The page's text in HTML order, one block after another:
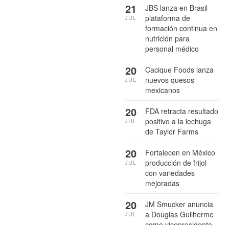
JBS lanza en Brasil
plataforma de
formación continua en
nutrición para
personal médico
21
JUL
Cacique Foods lanza
nuevos quesos
mexicanos
20
JUL
FDA retracta resultado
positivo a la lechuga
de Taylor Farms
20
JUL
Fortalecen en México
producción de frijol
con variedades
mejoradas
20
JUL
JM Smucker anuncia
a Douglas Guilherme
20
JUL